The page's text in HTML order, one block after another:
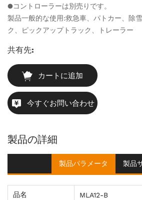
●コントローラーは別売りです。
製品一般的な使用:救急車、パトカー、除
ク、ピックアップトラック、トレーラー
共有先:
カートに追加
今すぐお問い合わせ
製品の詳細
製品パラメータ 製品
品名
MLA12-B